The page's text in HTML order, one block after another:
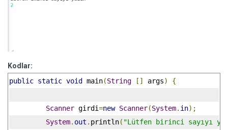
Kodlar:
public static void main(String [] args) {
Scanner girdi=new Scanner(System. in);
System. out . println( "Lütfen birinci sayıyı